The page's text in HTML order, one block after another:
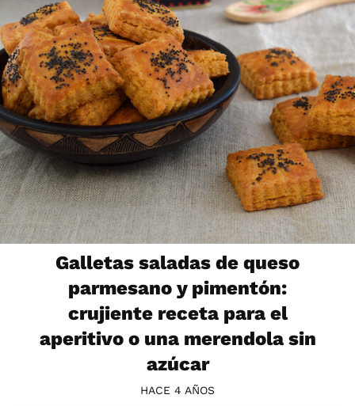
Galletas saladas de queso
parmesano y pimentón:
crujiente receta para el
aperitivo o una merendola sin
azúcar
HACE 4 AÑOS